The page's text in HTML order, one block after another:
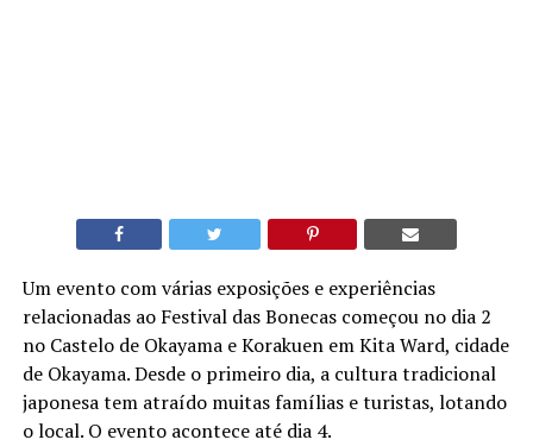
Um evento com várias exposições e experiências
relacionadas ao Festival das Bonecas começou no dia 2
no Castelo de Okayama e Korakuen em Kita Ward, cidade
de Okayama. Desde o primeiro dia, a cultura tradicional
japonesa tem atraído muitas famílias e turistas, lotando
o local. O evento acontece até dia 4.